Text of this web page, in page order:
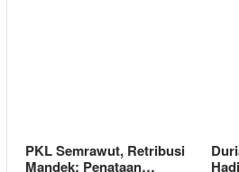
PKL Semrawut, Retribusi
Mandek: Penataan…